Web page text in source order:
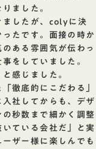
ました。
ましたが、colyに決
たです。面接の時か
ある雰囲気が伝わっ
をしていました。
感じました。
徹底的にこだわる」
社してからも、デザ
秒数まで細かく調整
ている会社だ」と実
ザー様に楽しんでも